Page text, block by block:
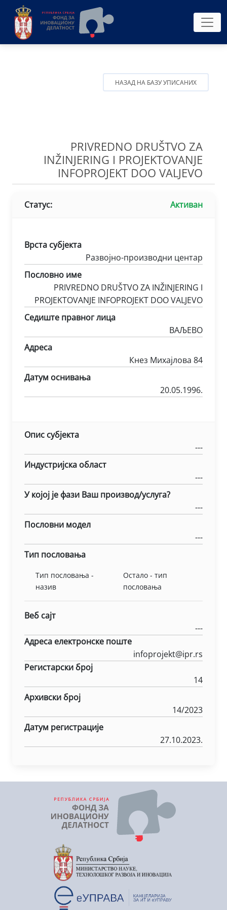
НАЗАД НА БАЗУ УПИСАНИХ
PRIVREDNO DRUŠTVO ZA
INŽINJERING I PROJEKTOVANJE
INFOPROJEKT DOO VALJEVO
Статус: Активан
Врста субјекта
Развојно-производни центар
Пословно име
PRIVREDNO DRUŠTVO ZA INŽINJERING I
PROJEKTOVANJE INFOPROJEKT DOO VALJEVO
Седиште правног лица
ВАЉЕВО
Адреса
Кнез Михајлова 84
Датум оснивања
20.05.1996.
Опис субјекта
---
Индустријска област
---
У којој је фази Ваш производ/услуга?
---
Пословни модел
---
Тип пословања
Тип пословања -
назив
Остало - тип
пословања
Веб сајт
---
Адреса електронске поште
infoprojekt@ipr.rs
Регистарски број
14
Архивски број
14/2023
Датум регистрације
27.10.2023.